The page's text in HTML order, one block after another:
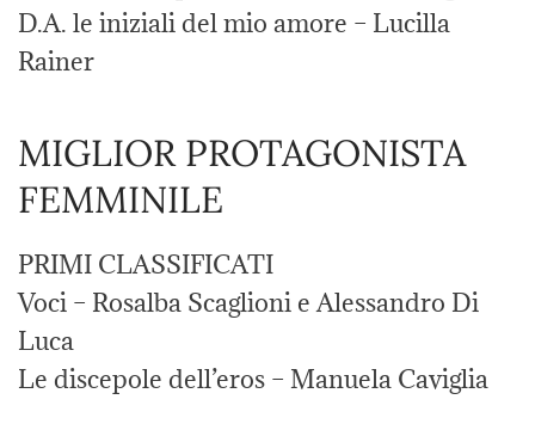
D.A. le iniziali del mio amore – Lucilla
Rainer
MIGLIOR PROTAGONISTA
FEMMINILE
PRIMI CLASSIFICATI
Voci – Rosalba Scaglioni e Alessandro Di
Luca
Le discepole dell’eros – Manuela Caviglia